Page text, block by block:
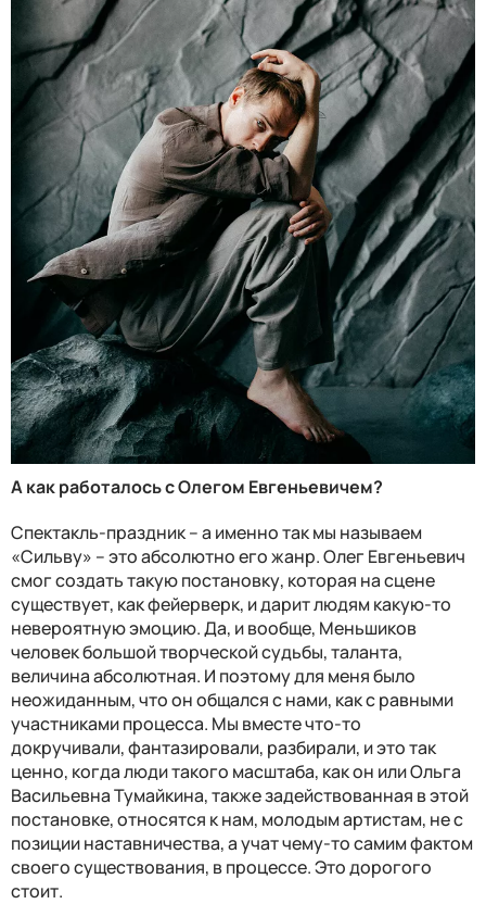
А как работалось с Олегом Евгеньевичем?
Спектакль-праздник – а именно так мы называем
«Сильву» – это абсолютно его жанр. Олег Евгеньевич
смог создать такую постановку, которая на сцене
существует, как фейерверк, и дарит людям какую-то
невероятную эмоцию. Да, и вообще, Меньшиков
человек большой творческой судьбы, таланта,
величина абсолютная. И поэтому для меня было
неожиданным, что он общался с нами, как с равными
участниками процесса. Мы вместе что-то
докручивали, фантазировали, разбирали, и это так
ценно, когда люди такого масштаба, как он или Ольга
Васильевна Тумайкина, также задействованная в этой
постановке, относятся к нам, молодым артистам, не с
позиции наставничества, а учат чему-то самим фактом
своего существования, в процессе. Это дорогого
стоит.